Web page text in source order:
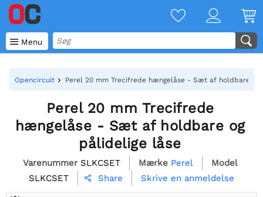
 Menu
Opencircuit Perel 20 mm Trecifrede hængelåse - Sæt af holdbare og
Perel 20 mm Trecifrede
hængelåse - Sæt af holdbare og
pålidelige låse
Varenummer SLKCSET Mærke Perel
Model
SLKCSET
 Share Skrive en anmeldelse